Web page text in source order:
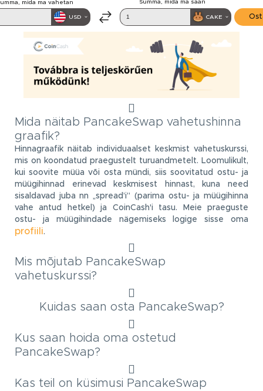
Mida näitab PancakeSwap vahetushinna
graafik?
Hinnagraafik näitab individuaalset keskmist vahetuskurssi,
mis on koondatud praegustelt turuandmetelt. Loomulikult,
kui soovite müüa või osta mündi, siis soovitatud ostu- ja
müügihinnad erinevad keskmisest hinnast, kuna need
sisaldavad juba nn „spread’i” (parima ostu- ja müügihinna
vahe antud hetkel) ja CoinCash'i tasu. Meie praeguste
ostu- ja müügihindade nägemiseks logige sisse oma
profiili.
Mis mõjutab PancakeSwap
vahetuskurssi?
Kuidas saan osta PancakeSwap?
Kus saan hoida oma ostetud
PancakeSwap?
Kas teil on küsimusi PancakeSwap